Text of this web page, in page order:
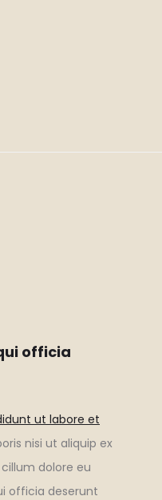
officia
ut labore et
nisi ut aliquip ex
dolore eu
officia deserunt